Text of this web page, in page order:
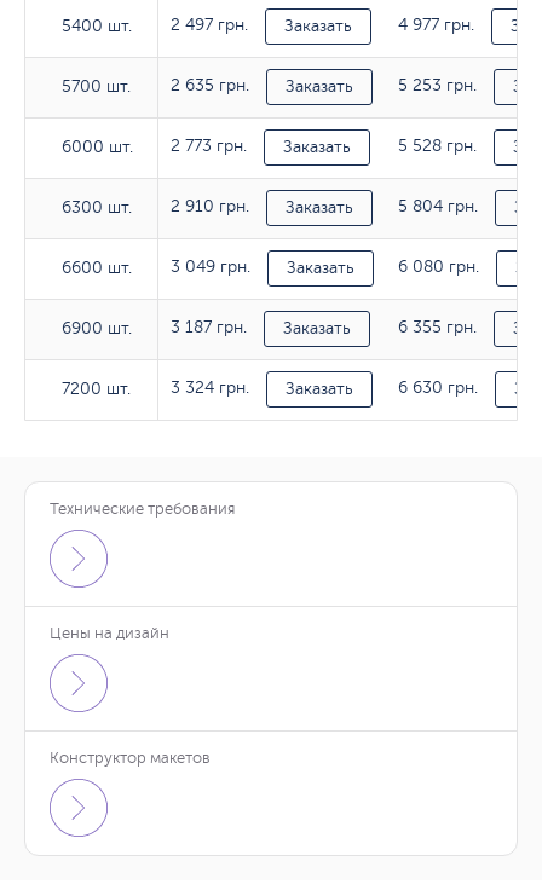
5400 шт.
5700 шт.
6000 шт.
6300 шт.
6600 шт.
6900 шт.
7200 шт.
5400 шт. 2 497 грн. Заказать 4 977 грн.
5700 шт. 2 635 грн. Заказать 5 253 грн.
6000 шт. 2 773 грн. Заказать 5 528 грн.
6300 шт. 2 910 грн. Заказать 5 804 грн.
6600 шт. 3 049 грн. Заказать 6 080 грн.
6900 шт. 3 187 грн. Заказать 6 355 грн.
7200 шт. 3 324 грн. Заказать 6 630 грн.
Технические требования
Цены на дизайн
Конструктор макетов